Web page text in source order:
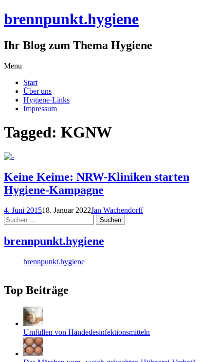
brennpunkt.hygiene
Ihr Blog zum Thema Hygiene
Menu
content
Start
Über uns
Hygiene-Links
Impressum
Tagged: KGNW
Keine Keime: NRW-Kliniken starten
Hygiene-Kampagne
4. Juni 201518. Januar 2022Jan Wachendorff
Suchen
nach:
brennpunkt.hygiene
brennpunkt.hygiene
Top Beiträge
Umfüllen von Händedesinfektionsmitteln